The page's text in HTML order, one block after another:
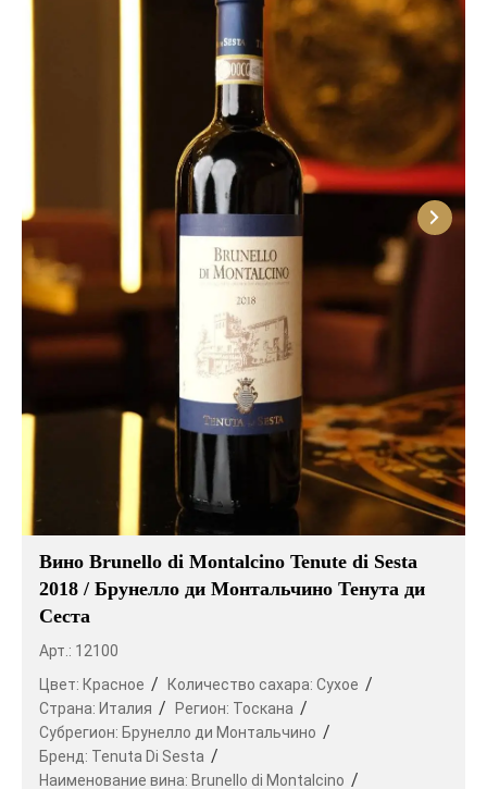
Вино Brunello di Montalcino Tenute di Sesta
2018 / Брунелло ди Монтальчино Тенута ди
Сеста
Арт.: 12100
Цвет: Красное Количество сахара: Сухое
Страна: Италия Регион: Тоскана
Субрегион: Брунелло ди Монтальчино
Бренд: Tenuta Di Sesta
Наименование вина: Brunello di Montalcino